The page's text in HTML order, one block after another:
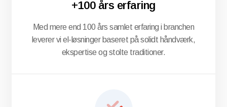
+100 års erfaring
Med mere end 100 års samlet erfaring i branchen
leverer vi el-løsninger baseret på solidt håndværk,
ekspertise og stolte traditioner.